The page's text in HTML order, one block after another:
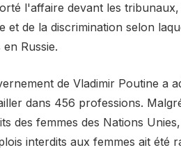
l'affaire devant les
et de la discrimination selon
Russie.
de Vladimir Poutine a
dans 456 professions.
des femmes des Nations
interdits aux femmes ait été